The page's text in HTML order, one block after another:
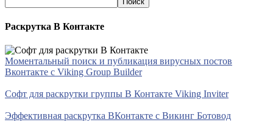
Раскрутка В Контакте
Моментальный поиск и публикация вирусных постов
Вконтакте с Viking Group Builder
Софт для раскрутки группы В Контакте Viking Inviter
Эффективная раскрутка ВКонтакте с Викинг Ботовод